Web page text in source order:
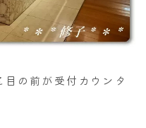
の前が受付カウンタ